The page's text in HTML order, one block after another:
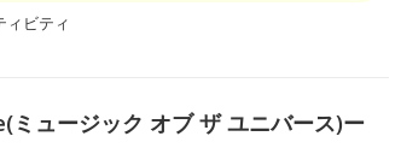
ィビティ
ュージック オブ ザ ユニバース)ー